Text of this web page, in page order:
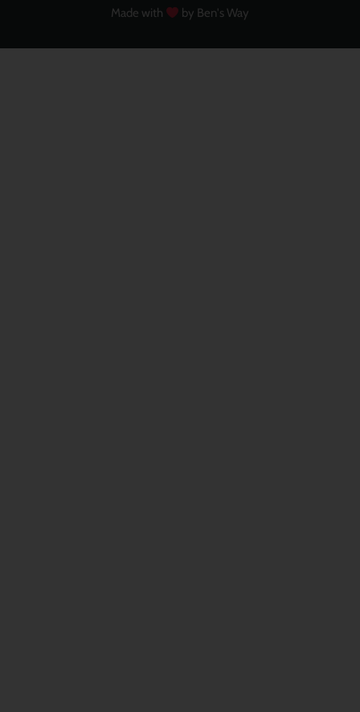
Made with
by Ben's Way